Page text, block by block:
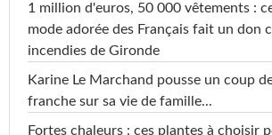
1 million d'euros, 50 000 vêtements :
mode adorée des Français fait un don
incendies de Gironde
Karine Le Marchand pousse un coup
franche sur sa vie de famille...
Fortes chaleurs : ces plantes à choisir